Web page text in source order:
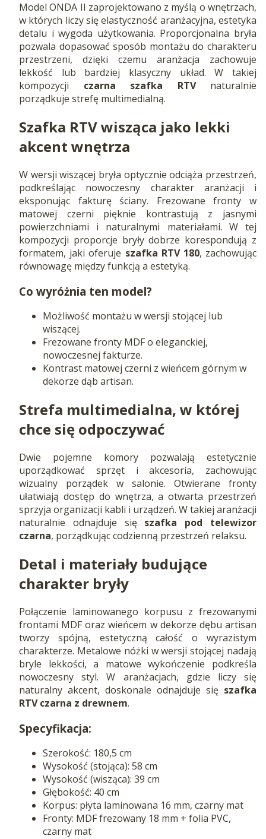
Model ONDA II zaprojektowano z myślą o wnętrzach,
w których liczy się elastyczność aranżacyjna, estetyka
detalu i wygoda użytkowania. Proporcjonalna bryła
pozwala dopasować sposób montażu do charakteru
przestrzeni, dzięki czemu aranżacja zachowuje
lekkość lub bardziej klasyczny układ. W takiej
kompozycji czarna szafka RTVnaturalnie
porządkuje strefę multimedialną.
Szafka RTV wisząca jako lekki
akcent wnętrza
W wersji wiszącej bryła optycznie odciąża przestrzeń,
podkreślając nowoczesny charakter aranżacji i
eksponując fakturę ściany. Frezowane fronty w
matowej czerni pięknie kontrastują z jasnymi
powierzchniami i naturalnymi materiałami. W tej
kompozycji proporcje bryły dobrze korespondują z
formatem, jaki oferuje szafka RTV 180, zachowując
równowagę między funkcją a estetyką.
Co wyróżnia ten model?
Możliwość montażu w wersji stojącej lub
wiszącej.
Frezowane fronty MDF o eleganckiej,
nowoczesnej fakturze.
Kontrast matowej czerni z wieńcem górnym w
dekorze dąb artisan.
Strefa multimedialna, w której
chce się odpoczywać
Dwie pojemne komory pozwalają estetycznie
uporządkować sprzęt i akcesoria, zachowując
wizualny porządek w salonie. Otwierane fronty
ułatwiają dostęp do wnętrza, a otwarta przestrzeń
sprzyja organizacji kabli i urządzeń. W takiej aranżacji
naturalnie odnajduje się szafka pod telewizor
czarna, porządkując codzienną przestrzeń relaksu.
Detal i materiały budujące
charakter bryły
Połączenie laminowanego korpusu z frezowanymi
frontami MDF oraz wieńcem w dekorze dębu artisan
tworzy spójną, estetyczną całość o wyrazistym
charakterze. Metalowe nóżki w wersji stojącej nadają
bryle lekkości, a matowe wykończenie podkreśla
nowoczesny styl. W aranżacjach, gdzie liczy się
naturalny akcent, doskonale odnajduje się szafka
RTV czarna z drewnem.
Specyfikacja:
Szerokość: 180,5 cm
Wysokość (stojąca): 58 cm
Wysokość (wisząca): 39 cm
Głębokość: 40 cm
Korpus: płyta laminowana 16 mm, czarny mat
Fronty: MDF frezowany 18 mm + folia PVC,
czarny mat